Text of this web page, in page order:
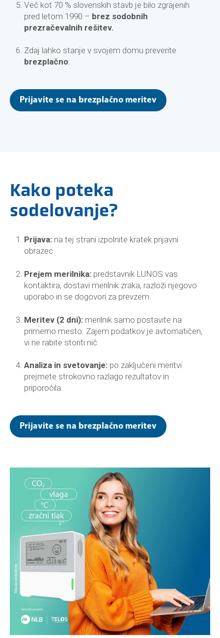
Več kot 70 % slovenskih stavb je bilo zgrajenih
pred letom 1990 – brez sodobnih
prezračevalnih rešitev.
Zdaj lahko stanje v svojem domu preverite
brezplačno.
Prijavite se na brezplačno meritev
Kako poteka
sodelovanje?
Prijava:na tej strani izpolnite kratek prijavni
obrazec.
Prejem merilnika:predstavnik LUNOS vas
kontaktira, dostavi merilnik zraka, razloži njegovo
uporabo in se dogovori za prevzem.
Meritev (2 dni):merilnik samo postavite na
primerno mesto. Zajem podatkov je avtomatičen,
vi ne rabite storiti nič.
Analiza in svetovanje:po zaključeni meritvi
prejmete strokovno razlago rezultatov in
priporočila.
Prijavite se na brezplačno meritev